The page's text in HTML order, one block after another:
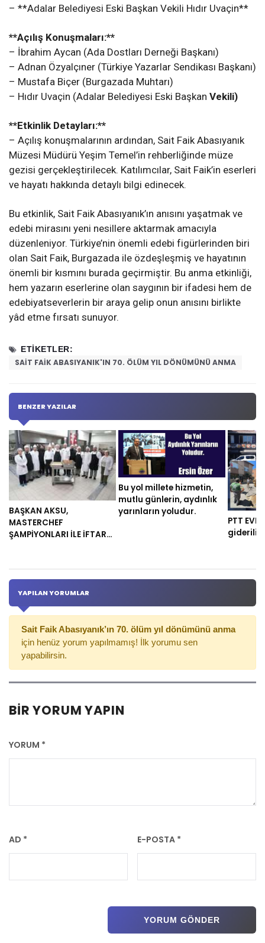
– **Adalar Belediyesi Eski Başkan Vekili Hıdır Uvaçin**
**Açılış Konuşmaları:**
– İbrahim Aycan (Ada Dostları Derneği Başkanı)
– Adnan Özyalçıner (Türkiye Yazarlar Sendikası Başkanı)
– Mustafa Biçer (Burgazada Muhtarı)
– Hıdır Uvaçin (Adalar Belediyesi Eski Başkan Vekili)
**Etkinlik Detayları:**
– Açılış konuşmalarının ardından, Sait Faik Abasıyanık
Müzesi Müdürü Yeşim Temel’in rehberliğinde müze
gezisi gerçekleştirilecek. Katılımcılar, Sait Faik’in eserleri
ve hayatı hakkında detaylı bilgi edinecek.
Bu etkinlik, Sait Faik Abasıyanık’ın anısını yaşatmak ve
edebi mirasını yeni nesillere aktarmak amacıyla
düzenleniyor. Türkiye’nin önemli edebi figürlerinden biri
olan Sait Faik, Burgazada ile özdeşleşmiş ve hayatının
önemli bir kısmını burada geçirmiştir. Bu anma etkinliği,
hem yazarın eserlerine olan saygının bir ifadesi hem de
edebiyatseverlerin bir araya gelip onun anısını birlikte
yâd etme fırsatı sunuyor.
ETIKETLER:
SAIT FAIK ABASIYANIK'IN 70. ÖLÜM YIL DÖNÜMÜNÜ ANMA
BENZER YAZILAR
BAŞKAN AKSU,
MASTERCHEF
ŞAMPİYONLARI İLE İFTAR
Bu yol millete hizmetin,
mutlu günlerin, aydınlık
yarınların yoludur.
PTT
YAPILAN YORUMLAR
Sait Faik Abasıyanık’ın 70. ölüm yıl dönümünü anma
için henüz yorum yapılmamış! İlk yorumu sen
yapabilirsin.
BIR YORUM YAPIN
YORUM *
AD * E-POSTA *